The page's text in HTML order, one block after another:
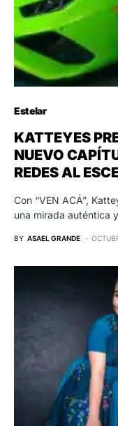
Estelar
KATTEYES
NUEVO
REDES AL
Con “VEN ACÁ”,
una mirada auténtica
BY ASAEL GRANDE